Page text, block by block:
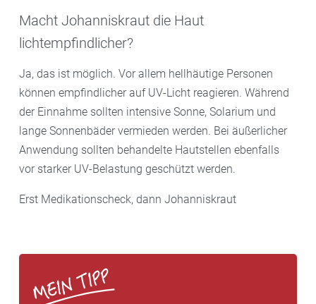
Macht Johanniskraut die Haut
lichtempfindlicher?
Ja, das ist möglich. Vor allem hellhäutige Personen
können empfindlicher auf UV-Licht reagieren. Während
der Einnahme sollten intensive Sonne, Solarium und
lange Sonnenbäder vermieden werden. Bei äußerlicher
Anwendung sollten behandelte Hautstellen ebenfalls
vor starker UV-Belastung geschützt werden.
Erst Medikationscheck, dann Johanniskraut